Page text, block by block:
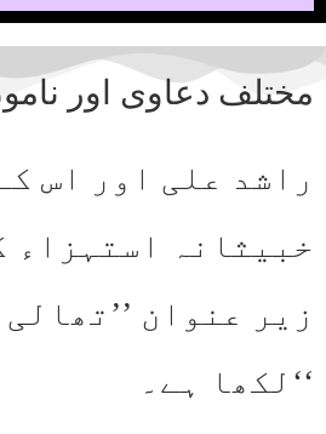
مختلف دعاوی اور
راشد علی اور اس
خبیثانہ استہزاء
زیر عنوان
‘‘لکھا ہے۔